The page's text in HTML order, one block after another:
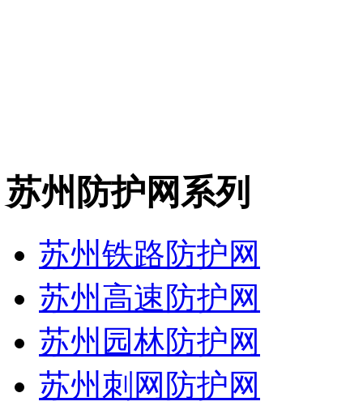
苏州防护网系列
苏州铁路防护网
苏州高速防护网
苏州园林防护网
苏州刺网防护网